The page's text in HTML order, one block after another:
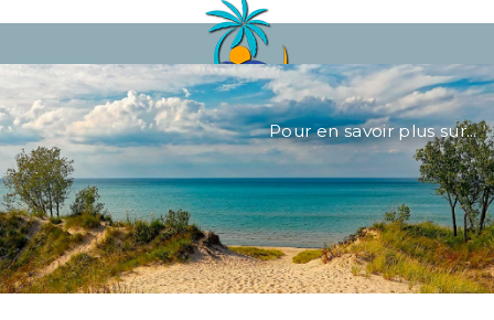
Pour en savoir plus sur...